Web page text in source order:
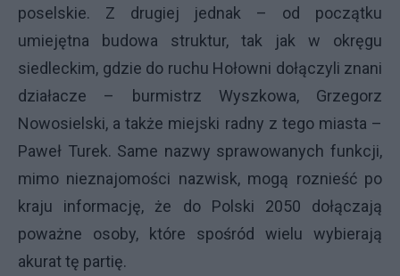
poselskie. Z drugiej jednak – od początku
umiejętna budowa struktur, tak jak w okręgu
siedleckim, gdzie do ruchu Hołowni dołączyli znani
działacze – burmistrz Wyszkowa, Grzegorz
Nowosielski, a także miejski radny z tego miasta –
Paweł Turek. Same nazwy sprawowanych funkcji,
mimo nieznajomości nazwisk, mogą roznieść po
kraju informację, że do Polski 2050 dołączają
poważne osoby, które spośród wielu wybierają
akurat tę partię.